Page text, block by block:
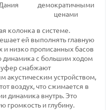
демократичными
ценами
колонка в системе.
ей выполнять главную
и низко прописанных басов
динамика с большим ходом
снабжают
акустическим устройством,
воздух, что сжимается в
динамика внутрь. Это
громкость и глубину.